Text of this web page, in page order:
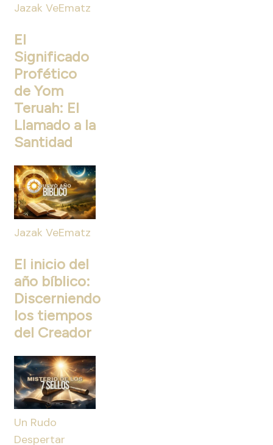
Jazak VeEmatz
El
Significado
Profético
de Yom
Teruah: El
Llamado a la
Santidad
Jazak VeEmatz
El inicio del
año bíblico:
Discerniendo
los tiempos
del Creador
Un Rudo
Despertar